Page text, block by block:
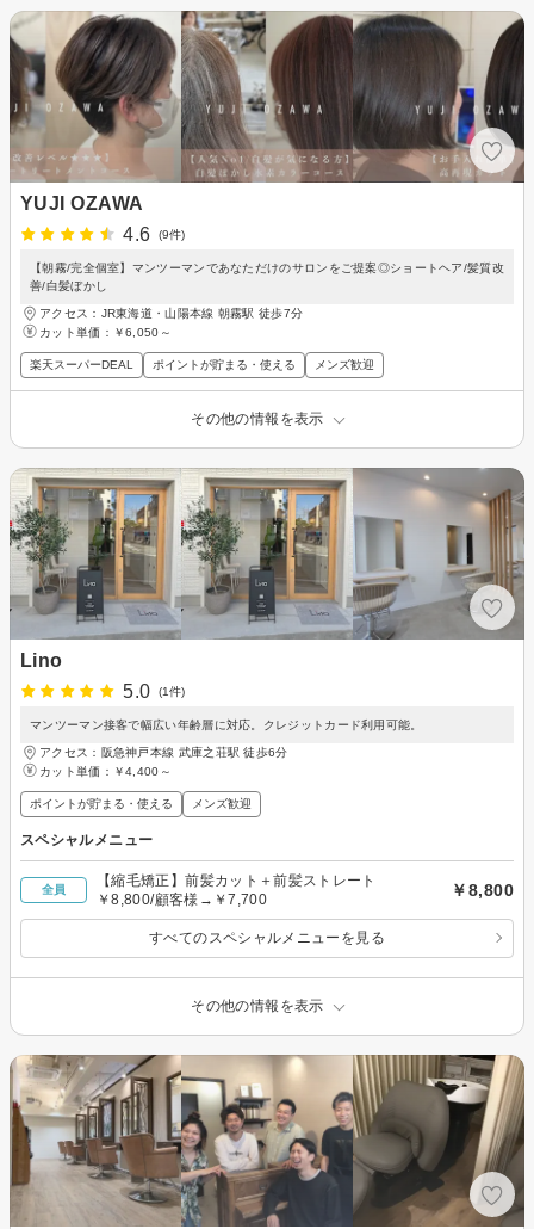
YUJI OZAWA
4.6
(9件)
【朝霧/完全個室】マンツーマンであなただけのサロンをご提案◎ショートヘア/髪質改
善/白髪ぼかし
アクセス：JR東海道・山陽本線 朝霧駅 徒歩7分
カット単価： ￥6,050～
楽天スーパーDEAL ポイントが貯まる・使える メンズ歓迎
その他の情報を表示
Lino
5.0
(1件)
マンツーマン接客で幅広い年齢層に対応。クレジットカード利用可能。
アクセス：阪急神戸本線 武庫之荘駅 徒歩6分
カット単価： ￥4,400～
ポイントが貯まる・使える メンズ歓迎
スペシャルメニュー
全員
【縮毛矯正】前髪カット＋前髪ストレート
￥8,800/顧客様→￥7,700
￥8,800
すべてのスペシャルメニューを見る
その他の情報を表示